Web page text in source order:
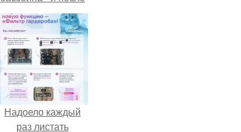
этого его жизнь
изменилась самым
странным образом.
Надоело каждый
раз листать